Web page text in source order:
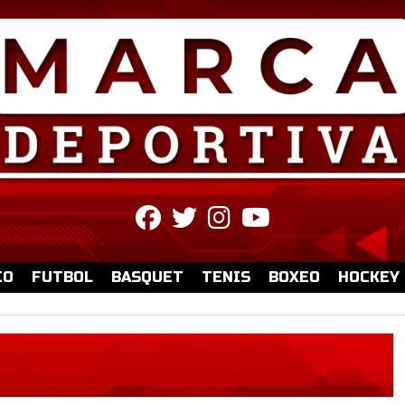
fab
fa-
facebook
fab
fa-
twitter
fab
fa-
instagram
fa-
youtube
FUTBOL BASQUET TENIS BOXEO HOCKEY